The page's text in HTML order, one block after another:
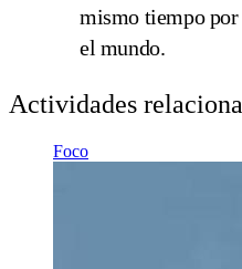
mismo tiempo por
el mundo.
Actividades
Foco